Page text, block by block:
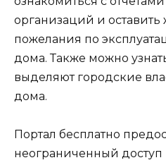
организаций и
пожелания по
дома. Также можно
выделяют городские
дома.
Портал бесплатно
неограниченный